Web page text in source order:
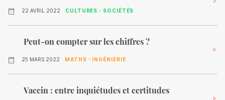
22 AVRIL 2022 CULTURES・SOCIÉTÉS
Peut-on compter sur les chiffres ?
25 MARS 2022 MATHS・INGÉNIERIE
Vaccin : entre inquiétudes et certitudes